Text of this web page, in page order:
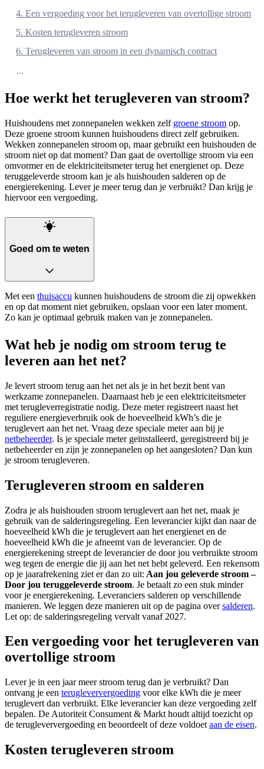
4. Een vergoeding voor het terugleveren van overtollige stroom
5. Kosten terugleveren stroom
6. Terugleveren van stroom in een dynamisch contract
...
Hoe werkt het terugleveren van stroom?
Huishoudens met zonnepanelen wekken zelf groene stroom op.
Deze groene stroom kunnen huishoudens direct zelf gebruiken.
Wekken zonnepanelen stroom op, maar gebruikt een huishouden de
stroom niet op dat moment? Dan gaat de overtollige stroom via een
omvormer en de elektriciteitsmeter terug het energienet op. Deze
teruggeleverde stroom kan je als huishouden salderen op de
energierekening. Lever je meer terug dan je verbruikt? Dan krijg je
hiervoor een vergoeding.
Goed om te weten
Met een thuisaccu kunnen huishoudens de stroom die zij opwekken
en op dat moment niet gebruiken, opslaan voor een later moment.
Zo kan je optimaal gebruik maken van je zonnepanelen.
Wat heb je nodig om stroom terug te
leveren aan het net?
Je levert stroom terug aan het net als je in het bezit bent van
werkzame zonnepanelen. Daarnaast heb je een elektriciteitsmeter
met terugleverregistratie nodig. Deze meter registreert naast het
reguliere energieverbruik ook de hoeveelheid kWh’s die je
teruglevert aan het net. Vraag deze speciale meter aan bij je
netbeheerder. Is je speciale meter geïnstalleerd, geregistreerd bij je
netbeheerder en zijn je zonnepanelen op het aangesloten? Dan kun
je stroom terugleveren.
Terugleveren stroom en salderen
Zodra je als huishouden stroom teruglevert aan het net, maak je
gebruik van de salderingsregeling. Een leverancier kijkt dan naar de
hoeveelheid kWh die je teruglevert aan het energienet en de
hoeveelheid kWh die je afneemt van de leverancier. Op de
energierekening streept de leverancier de door jou verbruikte stroom
weg tegen de energie die jij aan het net hebt geleverd. Een rekensom
op je jaarafrekening ziet er dan zo uit: Aan jou geleverde stroom –
Door jou teruggeleverde stroom. Je betaalt zo een stuk minder
voor je energierekening. Leveranciers salderen op verschillende
manieren. We leggen deze manieren uit op de pagina oversalderen.
Let op: de salderingsregeling vervalt vanaf 2027.
Een vergoeding voor het terugleveren van
overtollige stroom
Lever je in een jaar meer stroom terug dan je verbruikt? Dan
ontvang je een terugleververgoeding voor elke kWh die je meer
teruglevert dan verbruikt. Elke leverancier kan deze vergoeding zelf
bepalen. De Autoriteit Consument & Markt houdt altijd toezicht op
de terugleververgoeding en beoordeelt of deze voldoet aan de eisen.
Kosten terugleveren stroom